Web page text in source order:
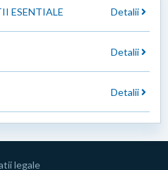
ESENTIALE Detalii
Detalii
Detalii
legale